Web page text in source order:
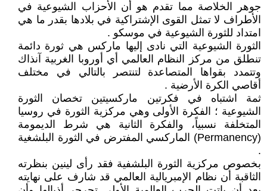
جوهر الخلاصة مما تقدم هو أن الأحزاب الشيوعية في
الأطراف لا تمثل القوى الإشتراكية في بلادها بقدر ما هي
امتداد للثورة الشيوعية في موسكو .
الثورة الشيوعية التي نادى إليها ماركس هي ثورة دائمة
تنطلق من مركز النظام العالمي أي أوروبا الغربية آنذاك
وتتمدد بقواها المتصاعدة لتنتصر بالتالي في مختلف
أقاصي الكرة الأرضية .
ثمة اشتباه في فكرتين ماركسيتين تخصان الثورة
الشيوعية ؛ الفكرة الأولى وهي مركزية الثورة في روسيا
المتخلفة نسبياً، والفكرة الثانية هي شرط الديمومة
(Permanency) الماركسي المفترض في الثورة البلشغية
.
بخصوص مركزية الثورة البلشفية فقد رأى لينين بنظرته
الثاقبة أن نظام الإمبريالية العالمي قد شارف على نهايته